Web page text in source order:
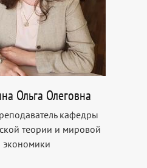
Ольга Олеговна
кафедры
теории и мировой
экономики